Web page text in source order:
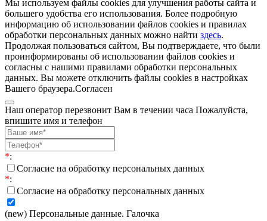
Мы используем файлы cookies для улучшения работы сайта и
большего удобства его использования. Более подробную
информацию об использовании файлов cookies и правилах
обработки персональных данных можно найти здесь.
Продолжая пользоваться сайтом, Вы подтверждаете, что были
проинформированы об использовании файлов cookies и
согласны с нашими правилами обработки персональных
данных. Вы можете отключить файлы cookies в настройках
Вашего браузера.Согласен
Наш оператор перезвонит Вам в течении часа Пожалуйста,
впишите имя и телефон
*:
Согласие на обработку персональных данных
*:
Согласие на обработку персональных данных
(new) Персональные данные. Галочка